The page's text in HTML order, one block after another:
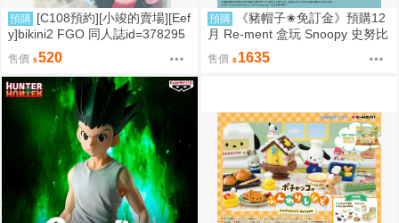
預購 [C108預約][小竣的賣場][Eef
y]bikini2 FGO 同人誌id=378295
7
售價 520
預購
《豬帽子✬免訂金》預購12
月 Re-ment 盒玩 Snoopy 史努比
街角招牌場景 中盒6入 0816
售價 1635